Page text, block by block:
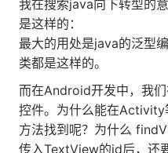
我在搜索java向下转型的
是这样的：
最大的用处是java的泛型
类都是这样的。
而在Android开发中，我
控件。为什么能在
方法找到呢？为什么
传入TextView的id后，还